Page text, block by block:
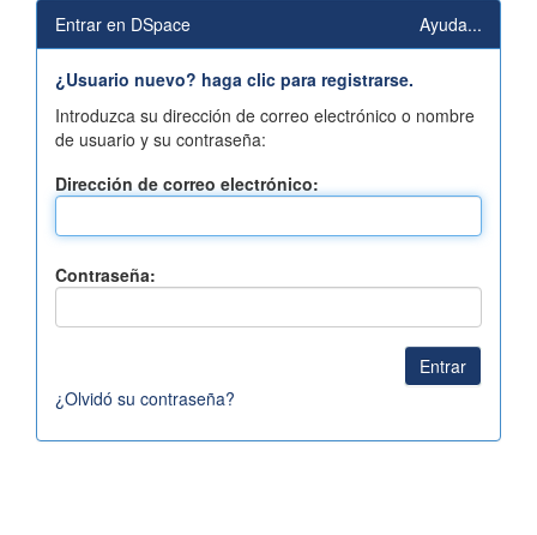
Entrar en DSpace Ayuda...
¿Usuario nuevo? haga clic para registrarse.
Introduzca su dirección de correo electrónico o nombre
de usuario y su contraseña:
Dirección de correo electrónico:
Contraseña:
¿Olvidó su contraseña?